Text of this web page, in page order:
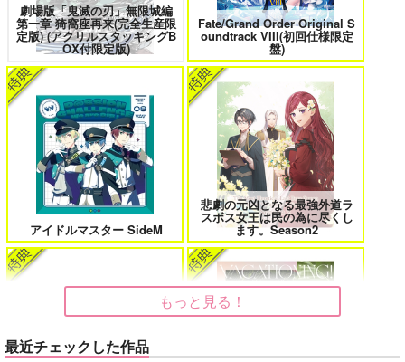
花金ラブアクシデント! 絶対ど～しても楽していきたいっ!
鬼上司・獄寺さんは暴かれたい。 6 恋してくれるな、マイバディ
みなと商事コインランドリー 7 光が死んだ夏 9
夜明けの唄 7
劇場版「鬼滅の刃」無限城編
第一章 猗窩座再来(完全生産限
定版) (アクリルスタッキングB
OX付限定版)
Fate/Grand Order Original S
oundtrack VIII(初回仕様限定
盤)
アイドルマスター SideM
悲劇の元凶となる最強外道ラ
スボス女王は民の為に尽くし
ます。Season2
もっと見る！
最近チェックした作品